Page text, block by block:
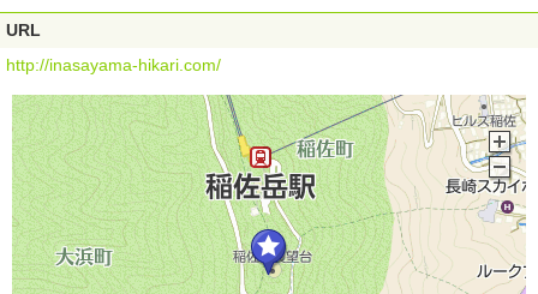
URL
http://inasayama-hikari.com/